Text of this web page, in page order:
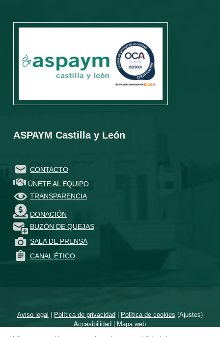
ASPAYM Castilla y León
CONTACTO
ÚNETE AL EQUIPO
TRANSPARENCIA
DONACIÓN
BUZÓN DE QUEJAS
SALA DE PRENSA
CANAL ÉTICO
Aviso legal | Política de privacidad| Política de cookies (Ajustes)
Accesibilidad | Mapa web